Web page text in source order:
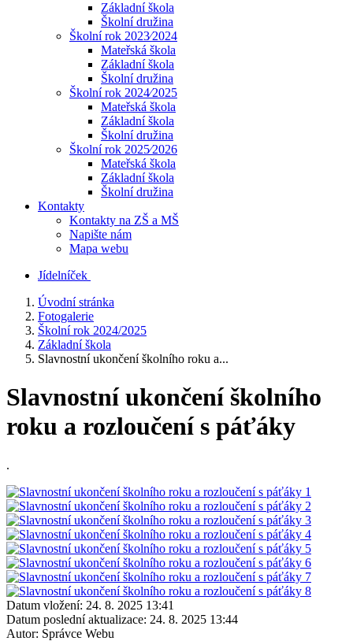
Základní škola
Školní družina
Školní rok 2023⁄2024
Mateřská škola
Základní škola
Školní družina
Školní rok 2024⁄2025
Mateřská škola
Základní škola
Školní družina
Školní rok 2025⁄2026
Mateřská škola
Základní škola
Školní družina
Kontakty
Kontakty na ZŠ a MŠ
Napište nám
Mapa webu
Jídelníček
Úvodní stránka
Fotogalerie
Školní rok 2024/2025
Základní škola
Slavnostní ukončení školního roku a...
Slavnostní ukončení školního
roku a rozloučení s páťáky
.
Datum vložení: 24. 8. 2025 13:41
Datum poslední aktualizace: 24. 8. 2025 13:44
Autor: Správce Webu